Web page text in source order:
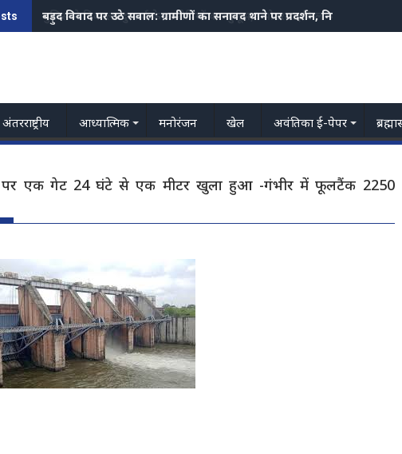
पुलिस ने निकाला दुष्कर्म के आरोपियों का जुलूस,3 मोटरसाइकिल भी जप्त
अंतरराष्ट्रीय आध्यात्मिक मनोरंजन खेल अवंतिका ई-पेपर
पर एक गेट 24 घंटे से एक मीटर खुला हुआ -गंभीर में फूलटैंक 2250